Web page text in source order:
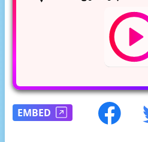
EMBED